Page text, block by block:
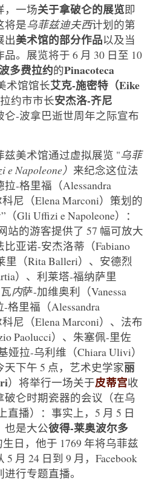
，一场关于拿破仑的展览即
将是乌菲兹迪夫西计划的第
出美术馆的部分作品以及当
。展览将于 6 月 30 日至 10
多费拉约的Pinacoteca
术馆馆长艾克-施密特（Eike
约市市长安杰洛-齐尼
仑-波拿巴逝世周年之际宣布
美术馆通过虚拟展览 "乌菲
Napoleone） 来纪念这位法
-格里福（Alessandra
尼（Elena Marconi）策划的
Gli Uffizi e Napoleone）：
站的游客提供了 57 幅可放大
亚诺-安杰洛蒂（Fabiano
里（Rita Balleri）、安德烈
）、利莱塔-福纳萨里
内萨-加维奥利（Vanessa
格里福（Alessandra
尼（Elena Marconi）、法布
Paolucci）、朱塞佩-里佐
娅拉-乌利维（Chiara Ulivi）
下午 5 点，艺术史学家丽
）将举行一场关于皮蒂宫收
仑时期瓷器的会议（在乌
直播）：事实上，5 月 5 日
也是大公彼得-莱奥波尔多
日，他于 1769 年将乌菲兹
月 24 日到 9 月，Facebook
进行专题直播。